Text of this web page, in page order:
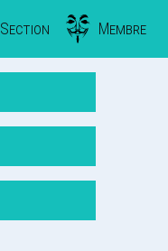
Section Membre